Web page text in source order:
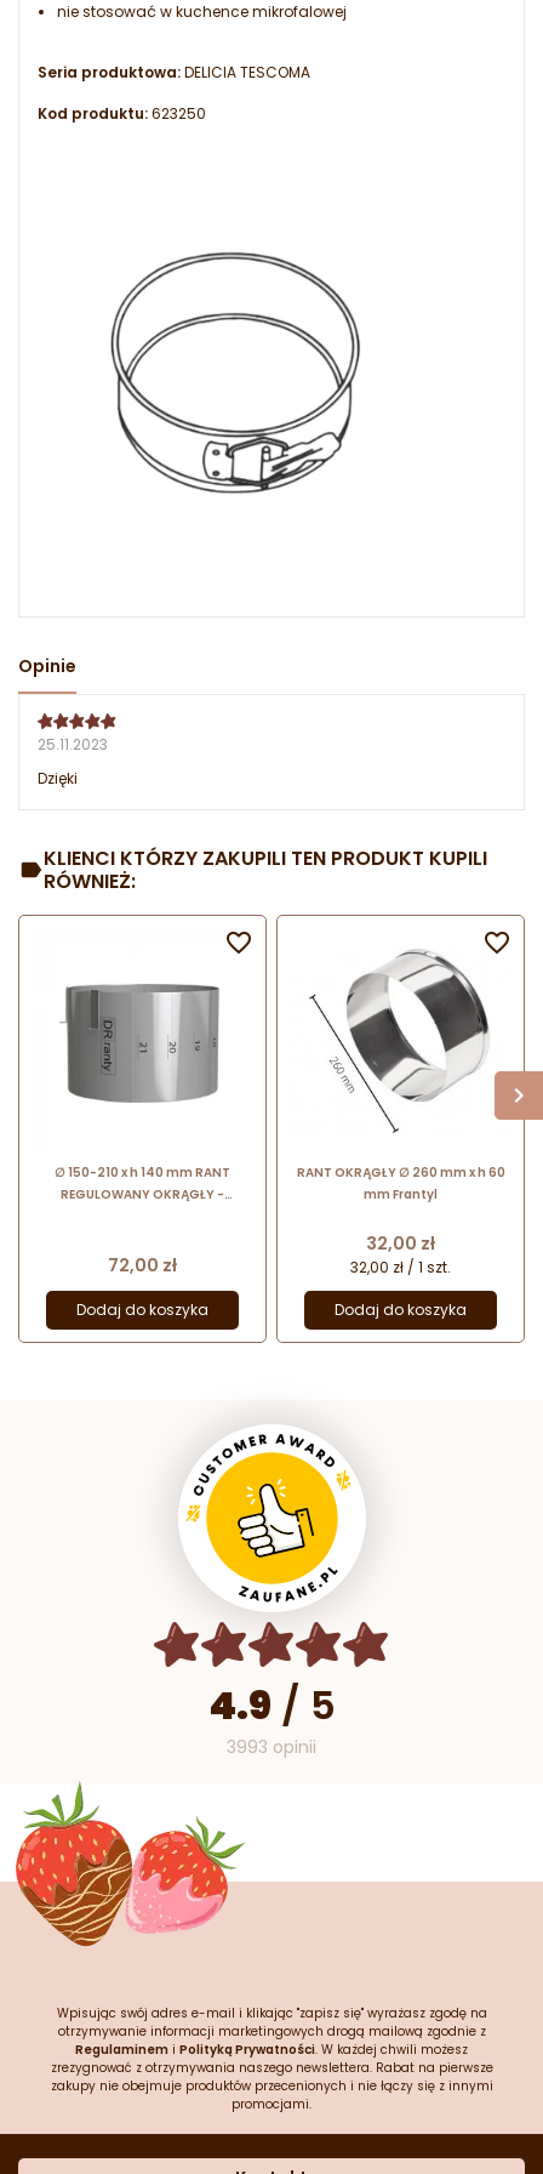
nie stosować w kuchence mikrofalowej
Seria produktowa:DELICIA TESCOMA
Kod produktu:623250
Opinie
25.11.2023
Dzięki
KLIENCI KTÓRZY ZAKUPILI TEN PRODUKT KUPILI
RÓWNIEŻ:
∅ 150-210 x h 140 mm RANT
REGULOWANY OKRĄGŁY -
Cena
72,00 zł
Dodaj do koszyka

RANT OKRĄGŁY ∅ 260 mm x h 60
mm Frantyl
Cena
32,00 zł
32,00 zł / 1 szt.
Dodaj do koszyka

4.9 / 5
3993 opinii
Wpisując swój adres e-mail i klikając "zapisz się" wyrażasz zgodę na
otrzymywanie informacji marketingowych drogą mailową zgodnie z
Regulaminem i Polityką Prywatności. W każdej chwili możesz
zrezygnować z otrzymywania naszego newslettera. Rabat na pierwsze
zakupy nie obejmuje produktów przecenionych i nie łączy się z innymi
promocjami.